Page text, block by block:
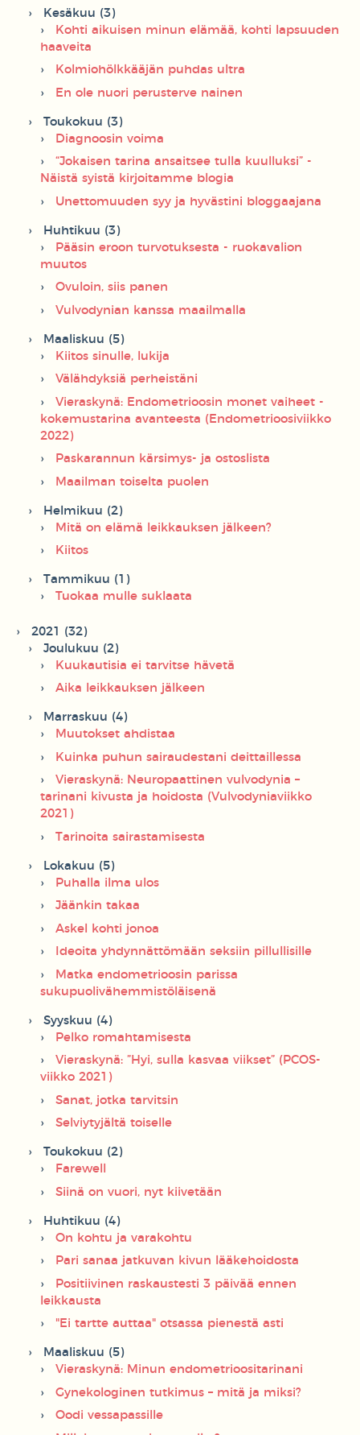
Kesäkuu (3)
Kohti aikuisen minun elämää, kohti lapsuuden
haaveita
Kolmiohölkkääjän puhdas ultra
En ole nuori perusterve nainen
Toukokuu (3)
Diagnoosin voima
“Jokaisen tarina ansaitsee tulla kuulluksi” -
Näistä syistä kirjoitamme blogia
Unettomuuden syy ja hyvästini bloggaajana
Huhtikuu (3)
Pääsin eroon turvotuksesta - ruokavalion
muutos
Ovuloin, siis panen
Vulvodynian kanssa maailmalla
Maaliskuu (5)
Kiitos sinulle, lukija
Välähdyksiä perheistäni
Vieraskynä: Endometrioosin monet vaiheet -
kokemustarina avanteesta (Endometrioosiviikko
2022)
Paskarannun kärsimys- ja ostoslista
Maailman toiselta puolen
Helmikuu (2)
Mitä on elämä leikkauksen jälkeen?
Kiitos
Tammikuu (1)
Tuokaa mulle suklaata
2021 (32)
Joulukuu (2)
Kuukautisia ei tarvitse hävetä
Aika leikkauksen jälkeen
Marraskuu (4)
Muutokset ahdistaa
Kuinka puhun sairaudestani deittaillessa
Vieraskynä: Neuropaattinen vulvodynia –
tarinani kivusta ja hoidosta (Vulvodyniaviikko
2021)
Tarinoita sairastamisesta
Lokakuu (5)
Puhalla ilma ulos
Jäänkin takaa
Askel kohti jonoa
Ideoita yhdynnättömään seksiin pillullisille
Matka endometrioosin parissa
sukupuolivähemmistöläisenä
Syyskuu (4)
Pelko romahtamisesta
Vieraskynä: ”Hyi, sulla kasvaa viikset” (PCOS-
viikko 2021)
Sanat, jotka tarvitsin
Selviytyjältä toiselle
Toukokuu (2)
Farewell
Siinä on vuori, nyt kiivetään
Huhtikuu (4)
On kohtu ja varakohtu
Pari sanaa jatkuvan kivun lääkehoidosta
Positiivinen raskaustesti 3 päivää ennen
leikkausta
"Ei tartte auttaa" otsassa pienestä asti
Maaliskuu (5)
Vieraskynä: Minun endometrioositarinani
Gynekologinen tutkimus – mitä ja miksi?
Oodi vessapassille